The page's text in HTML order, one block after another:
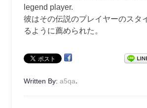
legend player.
彼はその伝説のプレイヤーのスタ
るように薦められた。
Written By:a5qa.